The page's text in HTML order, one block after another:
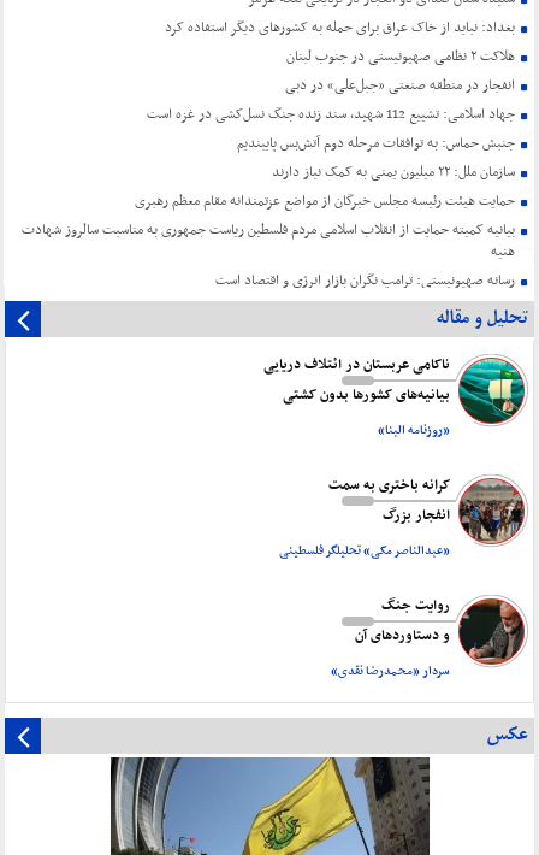
بغداد: نباید از خاک عراق برای حمله به کشورهای دیگر استفاده کرد
هلاکت ۲ نظامی صهیونیستی در جنوب لبنان
انفجار در منطقه صنعتی «جبل‌علی» در دبی
جهاد اسلامی: تشییع 112 شهید، سند زنده جنگ نسل‌کشی در غزه است
جنبش حماس: به توافقات مرحله دوم آتش‌بس پایبندیم
سازمان ملل: ۲۲ میلیون یمنی به کمک نیاز دارند
حمایت هیئت رئیسه مجلس خبرگان از مواضع عزتمندانه مقام معظم رهبری
بیانیه کمیته حمایت از انقلاب اسلامی مردم فلسطین ریاست جمهوری به مناسبت سالروز شهادت
هنیه
رسانه صهیونیستی: ترامپ نگران بازار انرژی و اقتصاد است
تحلیل و مقاله
ناکامی عربستان در ائتلاف دریایی
بیانیه‌های کشورها بدون کشتی
«روزنامه البنا»
کرانه باختری به سمت
انفجار بزرگ
«عبدالناصر مکی» تحلیلگر فلسطینی
روایت جنگ
و دستاورد‌های آن
سردار «محمدرضا نقدی»
عکس